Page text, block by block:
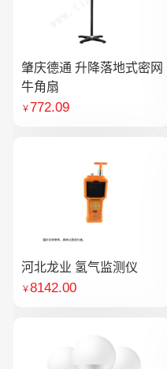
肇庆德通 升降落地式密网
牛角扇
￥772.09
河北龙业 氢气监测仪
￥8142.00